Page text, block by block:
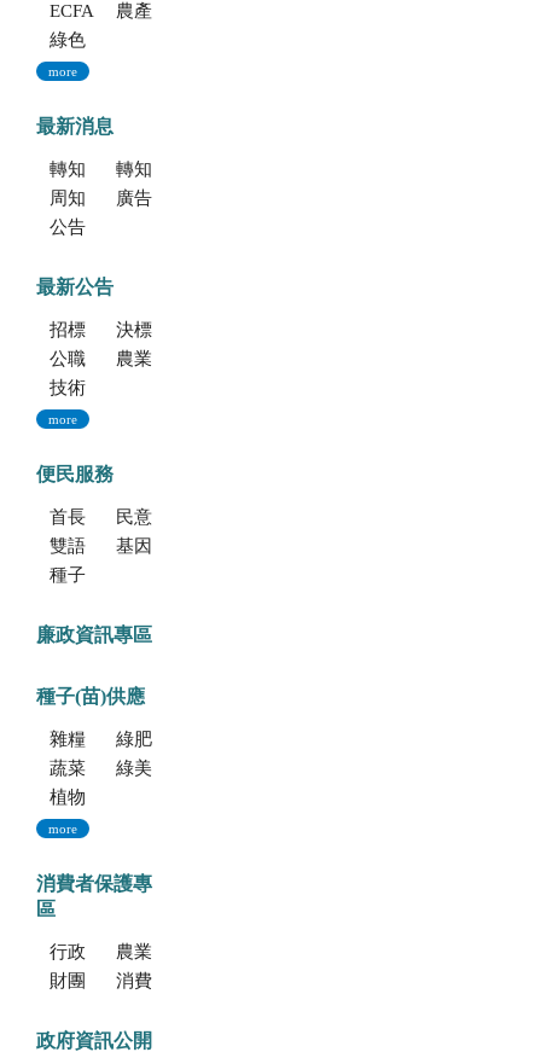
ECFA專區
農產業保險(連結至農糧署)
綠色環境給付計畫(連結至農糧署)
more
最新消息
轉知考選部「115年建築師、技師、大地工程技師（第二階段考試）、 不動產經紀人、記帳士考試」報名訊息
轉知海洋委員會海洋保育署「2026海洋保育創意短影音競賽」活動資訊
周知文化部文化資產局訂於115年9月19日至20日辦理「2026年全國古蹟日活動」
廣告文宣「116年度軍公教員工待遇提升方案」政策圖文說明
公告本場115年種苗經營科一般性約用人員1名甄選
最新公告
招標公告
決標公告
公職人員利益衝突迴避法身份揭露專區
農業新聞
技術移轉公告
more
便民服務
首長信箱
民意信箱
雙語學習專區
基因改造植物委託檢測服務
種子調製加工暨寄倉服務
廉政資訊專區
種子(苗)供應
雜糧種子
綠肥種子
蔬菜種子
綠美化種苗
植物組織培養
more
消費者保護專
區
行政院消費者保護會
農業部消費者保護專區
財團法人中華民國消費者文教基金會
消費者保護法
政府資訊公開